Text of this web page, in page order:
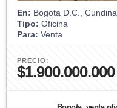
En: Bogotá D.C.,
Tipo: Oficina
Para: Venta
PRECIO:
$1.900.000.000